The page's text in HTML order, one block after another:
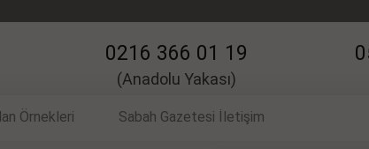
0216 366 01 19
(Anadolu Yakası)
Örnekleri Sabah Gazetesi İletişim